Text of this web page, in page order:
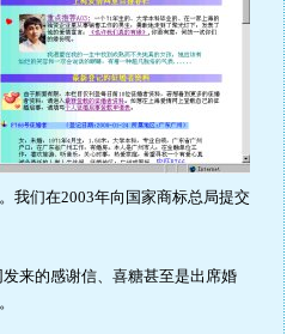
我们在2003年向国家商标总局提交
来的感谢信、喜糖甚至是出席婚